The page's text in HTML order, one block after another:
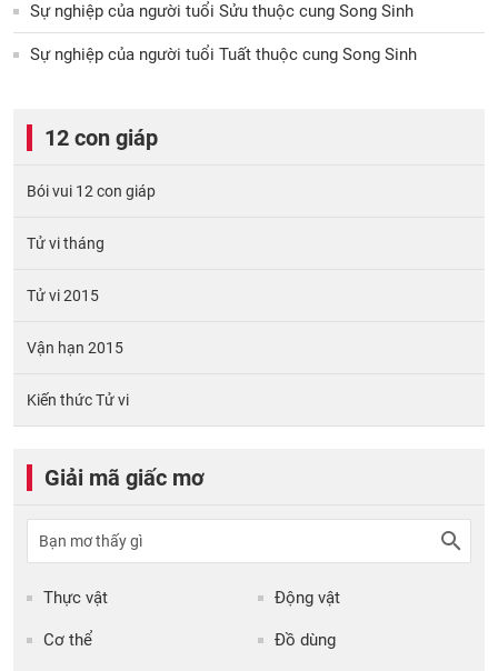
Sự nghiệp của người tuổi Sửu thuộc cung Song Sinh
Sự nghiệp của người tuổi Tuất thuộc cung Song Sinh
12 con giáp
Bói vui 12 con giáp
Tử vi tháng
Tử vi 2015
Vận hạn 2015
Kiến thức Tử vi
Giải mã giấc mơ
Thực vật Động vật
Cơ thể Đồ dùng